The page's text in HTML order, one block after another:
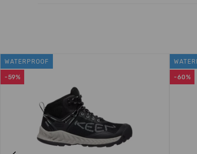
-59%
WATERPROOF
-60%